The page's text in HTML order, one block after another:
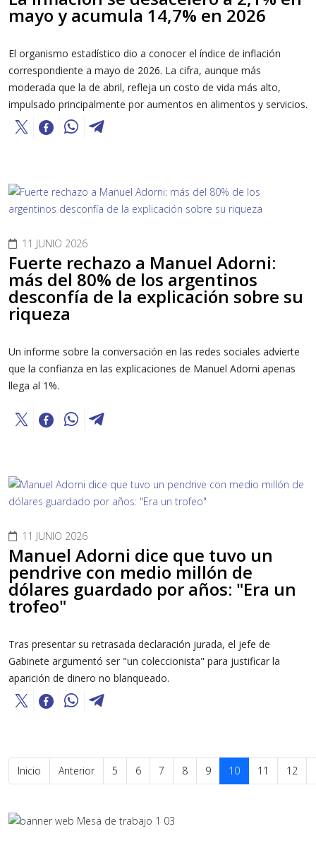
mayo y acumula 14,7% en 2026
El organismo estadístico dio a conocer el índice de inflación
correspondiente a mayo de 2026. La cifra, aunque más
moderada que la de abril, refleja un costo de vida más alto,
impulsado principalmente por aumentos en alimentos y servicios.
11 JUNIO 2026
Fuerte rechazo a Manuel Adorni:
más del 80% de los argentinos
desconfía de la explicación sobre su
riqueza
Un informe sobre la conversación en las redes sociales advierte
que la confianza en las explicaciones de Manuel Adorni apenas
llega al 1%.
11 JUNIO 2026
Manuel Adorni dice que tuvo un
pendrive con medio millón de
dólares guardado por años: "Era un
trofeo"
Tras presentar su retrasada declaración jurada, el jefe de
Gabinete argumentó ser "un coleccionista" para justificar la
aparición de dinero no blanqueado.
Inicio Anterior 5 6 7 8 9 10 11 12